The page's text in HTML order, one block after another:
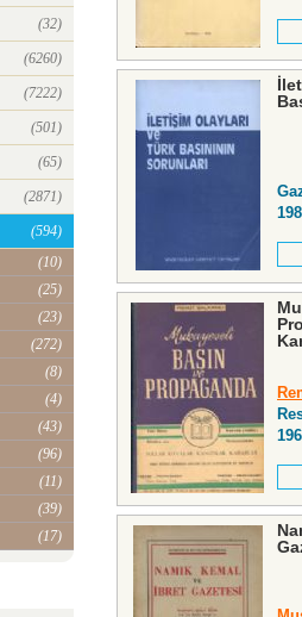
(32)
(6260)
(7222)
(501)
(65)
(2871)
(594)
(10)
(25)
(23)
(272)
(8)
(4)
(43)
(96)
(11)
(39)
(17)